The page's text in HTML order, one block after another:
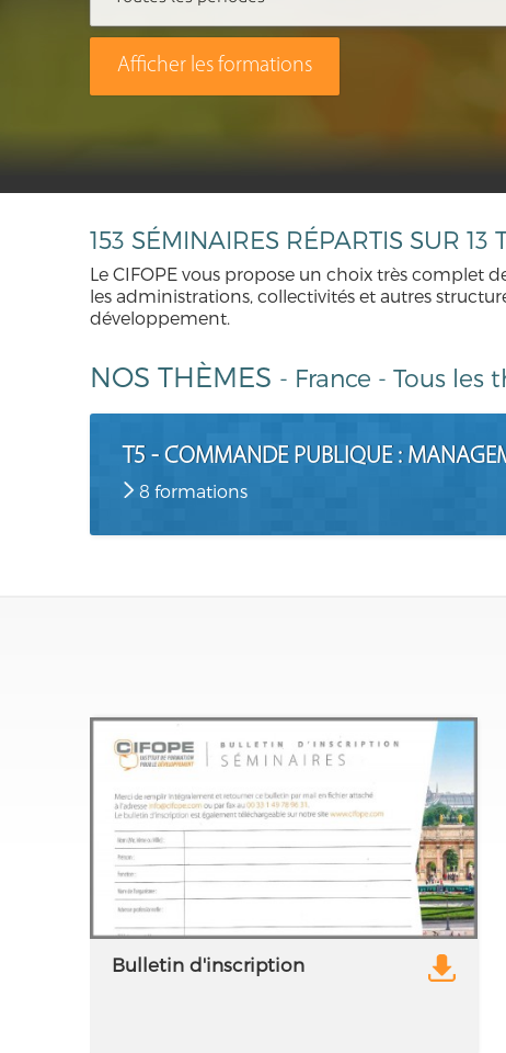
Afficher les formations
153 SÉMINAIRES RÉPARTIS SUR
Le CIFOPE vous propose un choix très complet
les administrations, collectivités et autres
développement.
NOS THÈMES - France - Tous les
T5 - COMMANDE PUBLIQUE :
8 formations
Bulletin d'inscription